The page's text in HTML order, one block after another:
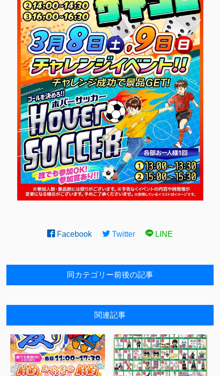
Facebook Twitter LINE
同カテゴリー前後の記事
関連記事